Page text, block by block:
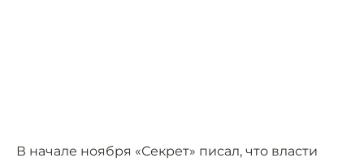
В начале ноября «Секрет» писал, что власти